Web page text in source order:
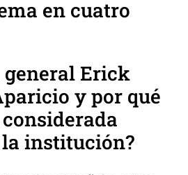
en cuatro
general Erick
y por qué
institución?